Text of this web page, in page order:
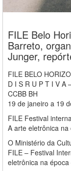
FILE Belo
Barreto,
Junger,
FILE BELO
D I S R U P T I V A
CCBB BH
19 de janeiro a 19
FILE Festival
A arte eletrônica
O Ministério da
FILE – Festival
eletrônica na época